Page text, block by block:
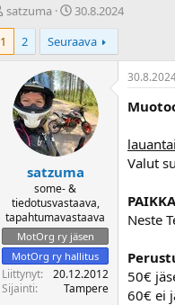
K
e
k
o
t
t
a
satzuma
A
l
o
i
t
u
s
p
ä
i
v
ä
30.8.2024
1
2 Seuraava
satzuma
some- &
tiedotusvastaava,
tapahtumavastaava
MotOrg ry jäsen
MotOrg ry hallitus
Liittynyt
20.12.2012
Sijainti
Tampere
Valut
Neste
50€
60€ ei